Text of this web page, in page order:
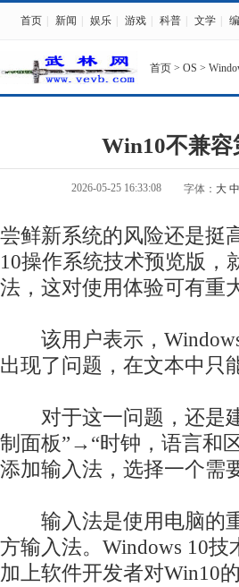
首页 新闻 娱乐 游戏 科普 文学
首页 > OS >
Win10不兼
2026-05-25 16:33:08 字体： 大 中
尝鲜新系统的风险还是挺
10操作系统技术预览版，
法，这对使用体验可有重
该用户表示，Windows
出现了问题，在文本中只
对于这一问题，还是建
制面板”→“时钟，语言和
添加输入法，选择一个需
输入法是使用电脑的重
方输入法。Windows 10
加上软件开发者对Win10